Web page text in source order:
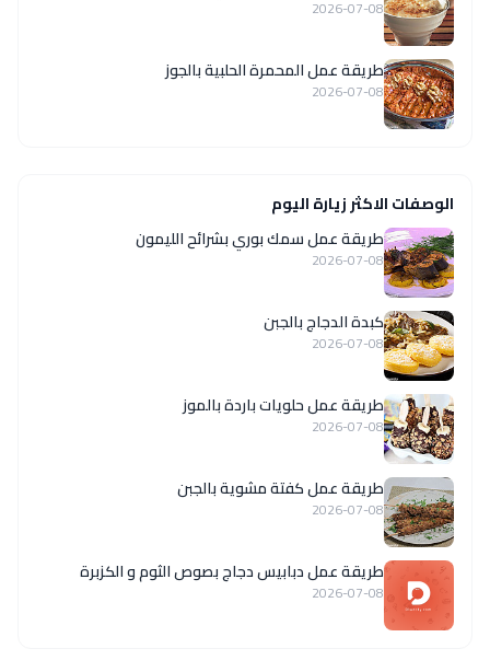
2026-07-08
طريقة عمل المحمرة الحلبية بالجوز
2026-07-08
الوصفات الاكثر زيارة اليوم
طريقة عمل سمك بوري بشرائح الليمون
2026-07-08
كبدة الدجاج بالجبن
2026-07-08
طريقة عمل حلويات باردة بالموز
2026-07-08
طريقة عمل كفتة مشوية بالجبن
2026-07-08
طريقة عمل دبابيس دجاج بصوص الثوم و الكزبرة
2026-07-08